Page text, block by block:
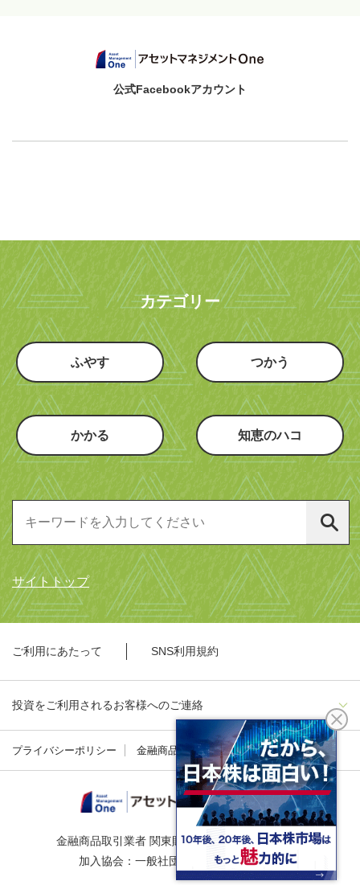
公式Facebookアカウント
カテゴリー
ふやす つかう
かかる 知恵のハコ
サイトトップ
ご利用にあたって SNS利用規約
投資をご利用されるお客様へのご連絡
プライバシーポリシー 金融商品勧誘方針
金融商品取引業者 関東財務局長（金商）第324号
加入協会：一般社団法人資産運用業協会